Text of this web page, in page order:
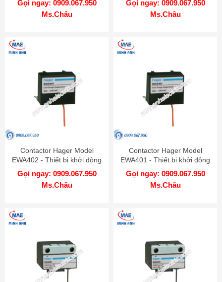
Gọi ngay: 0909.067.950
Ms.Châu
Gọi ngay: 0909.067.950
Ms.Châu
Contactor Hager Model
EWA402 - Thiết bị khởi động
từ
Gọi ngay: 0909.067.950
Ms.Châu
Contactor Hager Model
EWA401 - Thiết bị khởi động
từ
Gọi ngay: 0909.067.950
Ms.Châu